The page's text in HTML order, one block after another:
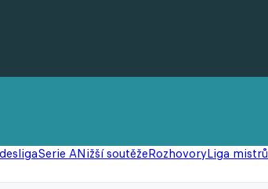
Serie ANižší soutěžeRozhovoryLiga mistrů